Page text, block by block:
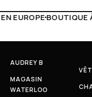
WATERLOOLIVRAISON
AUDREY B
MAGASIN
WATERLOO